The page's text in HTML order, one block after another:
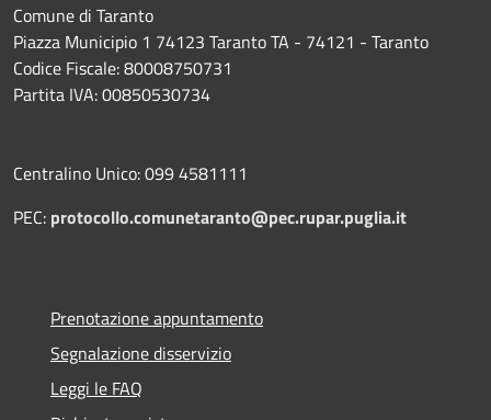
Comune di Taranto
Piazza Municipio 1 74123 Taranto TA - 74121 - Taranto
Codice Fiscale: 80008750731
Partita IVA: 00850530734
Centralino Unico: 099 4581111
PEC: protocollo.comunetaranto@pec.rupar.puglia.it
Prenotazione appuntamento
Segnalazione disservizio
Leggi le FAQ